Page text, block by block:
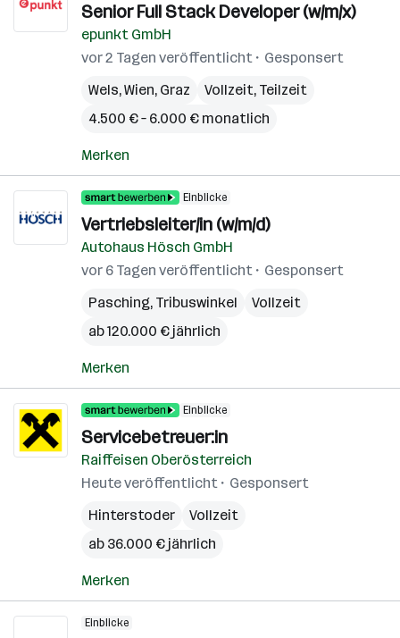
Senior Full Stack Developer (w/m/x)
epunkt GmbH
vor 2 Tagen veröffentlicht
Gesponsert
Wels,Wien, Graz
Vollzeit, Teilzeit
4.500 € – 6.000 € monatlich
Merken
Einblicke
Vertriebsleiter/in (w/m/d)
Autohaus Hösch GmbH
vor 6 Tagen veröffentlicht
Gesponsert
Pasching, Tribuswinkel
Vollzeit
ab 120.000 € jährlich
Merken
Einblicke
Servicebetreuer:in
Raiffeisen Oberösterreich
Heute veröffentlicht
Gesponsert
Hinterstoder
Vollzeit
ab 36.000 € jährlich
Merken
Einblicke